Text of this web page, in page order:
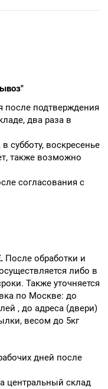
после подтверждения
два раза в
субботу, воскресенье
также возможно
согласования с
После обработки и
либо в
Также уточняется
по Москве: до
, до адреса (двери)
весом до 5кг
дней после
центральный склад